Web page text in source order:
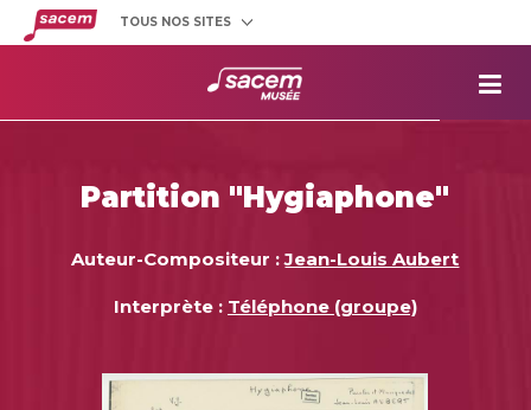
TOUS NOS SITES
des œuvres
Partition "Hygiaphone"
Auteur-Compositeur : Jean-Louis Aubert
Interprète : Téléphone (groupe)